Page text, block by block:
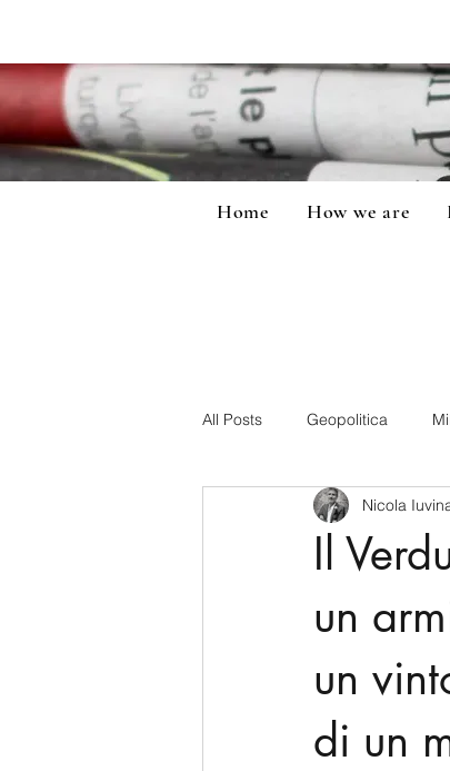
Home How we are
All Posts Geopolitica
CyberSecurity
Australia
Il
un
un
di un
Nicola